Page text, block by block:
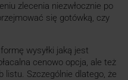
zlecenia niezwłocznie po
się gotówką, czy
wysyłki jaką jest
cenowo opcja, ale też
listu. Szczególnie dlatego, że